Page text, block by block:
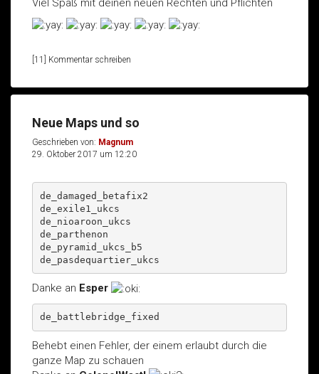
[11] Kommentar schreiben
Neue Maps und so
Geschrieben von: Magnum
29. Oktober 2017 um 12:20
de_damaged_betafix2
de_exile1_ukcs
de_nioaroon_ukcs
de_parthenon
de_pyramid_ukcs_b5
de_pasdequartier_ukcs
Danke an Esper
de_battlebridge_fixed
Behebt einen Fehler, der einem erlaubt durch die
ganze Map zu schauen